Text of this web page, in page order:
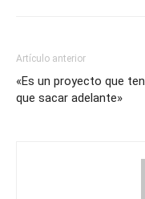
Artículo anterior
«Es un proyecto que
que sacar adelante»